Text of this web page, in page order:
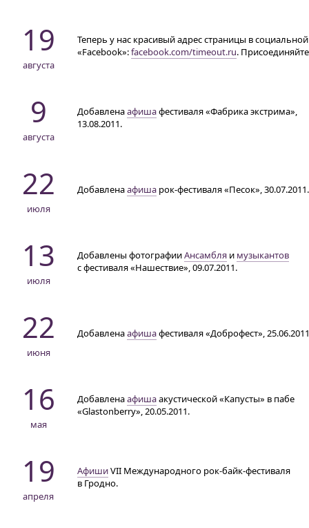
19
августа
Теперь у нас красивый адрес страницы в социальной
«Facebook»:facebook.com/timeout.ru.
9
августа
Добавленаафишафестиваля «Фабрика экстрима»,
13.08.2011.
22
июля
Добавленаафиша рок-фестиваля «Песок», 30.07.2011.
13
июля
Добавлены фотографииАнсамбля и музыкантов
с фестиваля «Нашествие», 09.07.2011.
22
июня
Добавленаафишафестиваля «Доброфест»,
16
мая
Добавленаафишаакустической «Капусты» в пабе
«Glastonberry», 20.05.2011.
19
апреля
АфишиVII Международного рок-байк-фестиваля
в Гродно.